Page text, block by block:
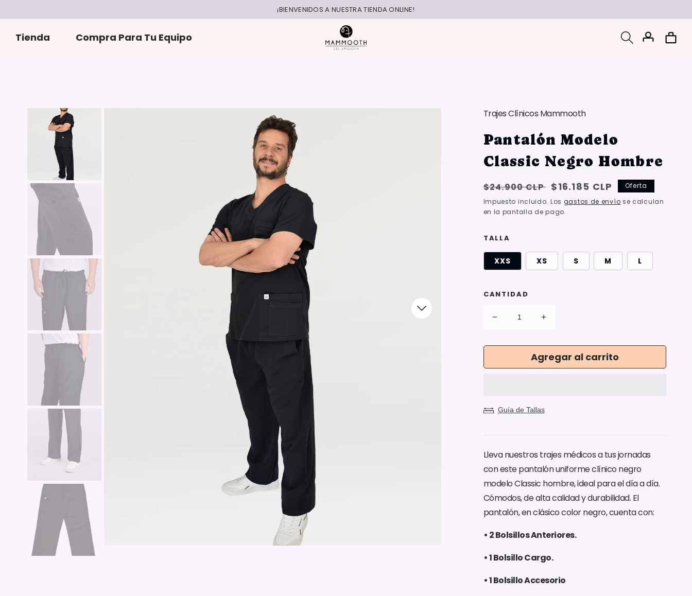
contenido
¡BIENVENIDOS A NUESTRA TIENDA ONLINE!
Tienda Compra Para Tu Equipo
Iniciar
sesión
Carrito
Trajes Clínicos Mammooth
Pantalón Modelo
Classic Negro Hombre
Precio
habitual
$24.900 CLP Oferta:
{{
saved_amount
$16.185 CLP
Oferta
Impuesto incluido. Los gastos de envío se calculan
en la pantalla de pago.
TALLA
XXS XS S M L
CANTIDAD
Reducir
para
Aumentar
para
Pantalón
Modelo
Agregar al carrito
Guía de Tallas
Lleva nuestros trajes médicos a tus jornadas
con este pantalón uniforme clínico negro
modelo Classic hombre, ideal para el día a día.
Cómodos, de alta calidad y durabilidad. El
pantalón, en clásico color negro, cuenta con:
• 2 Bolsillos Anteriores.
• 1 Bolsillo Cargo.
• 1 Bolsillo Accesorio